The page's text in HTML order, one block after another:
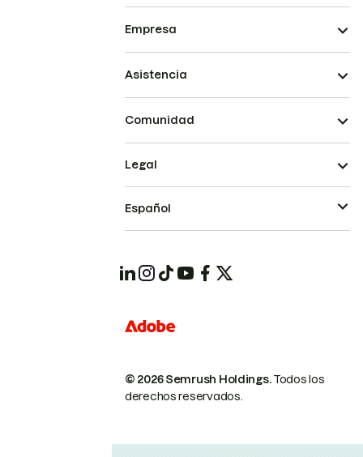
Empresa
Asistencia
Comunidad
© 2026 Semrush Holdings.Todos los
derechos reservados.
Legal
Español